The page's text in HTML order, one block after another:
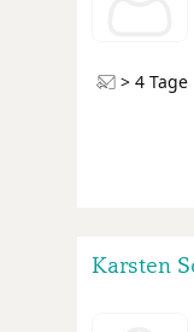
> 4 Tage
Karsten